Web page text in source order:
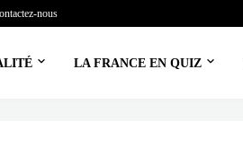
nous
LA FRANCE EN QUIZ